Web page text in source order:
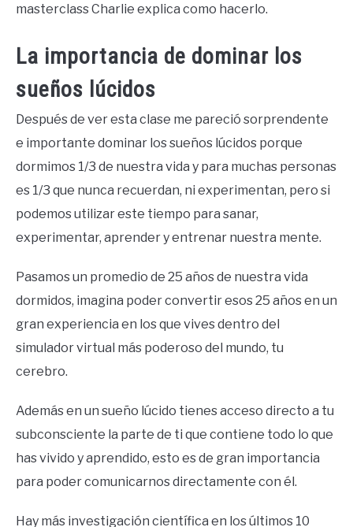
masterclass Charlie explica como hacerlo.
La importancia de dominar los
sueños lúcidos
Después de ver esta clase me pareció sorprendente
e importante dominar los sueños lúcidos porque
dormimos 1/3 de nuestra vida y para muchas personas
es 1/3 que nunca recuerdan, ni experimentan, pero si
podemos utilizar este tiempo para sanar,
experimentar, aprender y entrenar nuestra mente.
Pasamos un promedio de 25 años de nuestra vida
dormidos, imagina poder convertir esos 25 años en un
gran experiencia en los que vives dentro del
simulador virtual más poderoso del mundo, tu
cerebro.
Además en un sueño lúcido tienes acceso directo a tu
subconsciente la parte de ti que contiene todo lo que
has vivido y aprendido, esto es de gran importancia
para poder comunicarnos directamente con él.
Hay más investigación científica en los últimos 10